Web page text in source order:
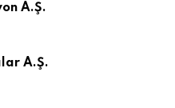
A.Ş.
A.Ş.